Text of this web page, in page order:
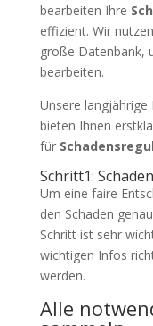
bearbeiten Ihre
effizient. Wir
große Datenbank,
bearbeiten.
Unsere langjährige
bieten Ihnen
für
Schritt1:
Um eine faire
den Schaden
Schritt ist sehr
wichtigen Infos
werden.
Alle